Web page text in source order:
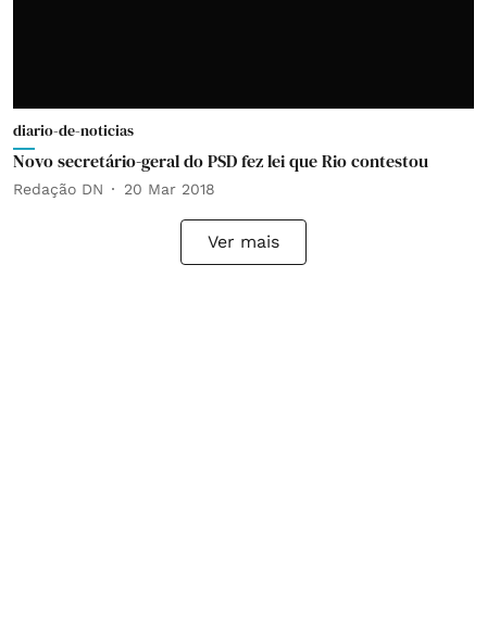
diario-de-noticias
Novo secretário-geral do PSD fez lei que Rio contestou
Redação DN 20 Mar 2018
Ver mais